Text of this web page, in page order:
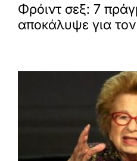
Φρόιντ σεξ: 7
αποκάλυψε για